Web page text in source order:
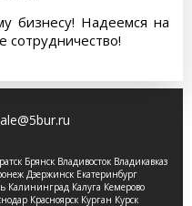
бизнесу! Надеемся на
Брянск Владивосток Владикавказ
Дзержинск Екатеринбург
Калининград Калуга Кемерово
Красноярск Курган Курск